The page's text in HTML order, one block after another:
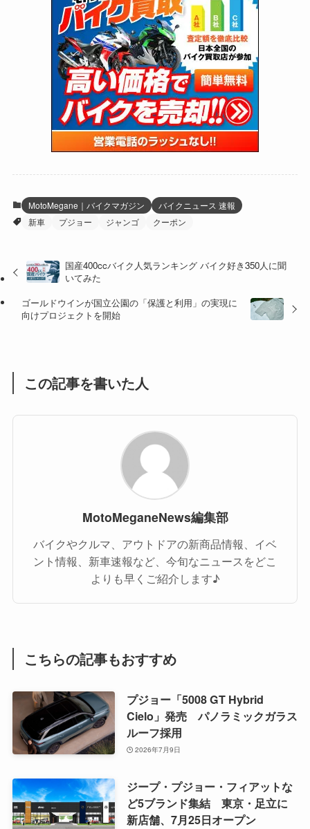
(34)
(5)
(12)
(64)
(109)
(25)
(24)
(47)
(15)
(5)
(62)
(4)
(6)
(17)
(5)
(27)
(131)
(38)
(131)
(167)
(85)
(21)
(61)
(171)
(98)
(13)
(60)
(274)
(171)
(38)
(47)
(59)
(41)
(47)
(1)
(141)
(255)
(204)
(23)
(33)
(34)
(35)
(41)
(415)
(16)
(170) (27)
(147)
(13)
(19)
(12)
(16)
(20)
(4)
(16)
(1)
MotoMegane｜バイクマガジン
バイクニュース 速報
新車
プジョー ジャンゴ クーポン
国産400ccバイク人気ランキング バイク好き350人に聞
いてみた
ゴールドウインが国立公園の「保護と利用」の実現に
向けプロジェクトを開始
この記事を書いた人
MotoMeganeNews編集部
バイクやクルマ、アウトドアの新商品情報、イベ
ント情報、新車速報など、今旬なニュースをどこ
よりも早くご紹介します♪
こちらの記事もおすすめ
プジョー「5008 GT Hybrid
Cielo」発売 パノラミックガラス
ルーフ採用
2026年7月9日
ジープ・プジョー・フィアットな
ど5ブランド集結 東京・足立に
新店舗、7月25日オープン